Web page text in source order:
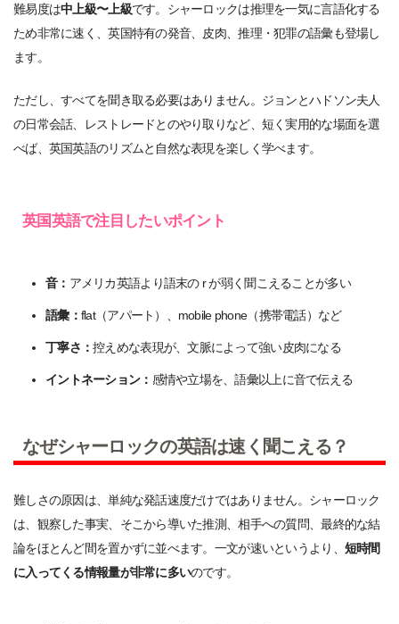
難易度は中上級〜上級です。シャーロックは推理を一気に言語化する
ため非常に速く、英国特有の発音、皮肉、推理・犯罪の語彙も登場し
ます。
ただし、すべてを聞き取る必要はありません。ジョンとハドソン夫人
の日常会話、レストレードとのやり取りなど、短く実用的な場面を選
べば、英国英語のリズムと自然な表現を楽しく学べます。
英国英語で注目したいポイント
音： アメリカ英語より語末の r が弱く聞こえることが多い
語彙： flat（アパート）、mobile phone（携帯電話）など
丁寧さ：控えめな表現が、文脈によって強い皮肉になる
イントネーション： 感情や立場を、語彙以上に音で伝える
なぜシャーロックの英語は速く聞こえる？
難しさの原因は、単純な発話速度だけではありません。シャーロック
は、観察した事実、そこから導いた推測、相手への質問、最終的な結
論をほとんど間を置かずに並べます。一文が速いというより、 短時間
に入ってくる情報量が非常に多いのです。